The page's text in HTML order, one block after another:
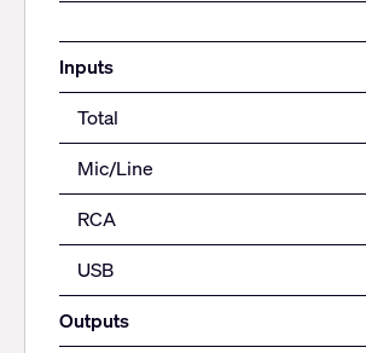
Inputs
Total
Mic/Line
RCA
USB
Outputs